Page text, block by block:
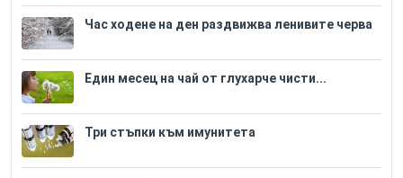
Час ходене на ден раздвижва ленивите черва
Един месец на чай от глухарче чисти...
Три стъпки към имунитета